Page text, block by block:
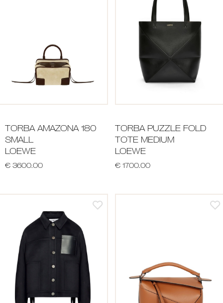
TORBA AMAZONA 180
SMALL
LOEWE
€ 3600.00
TORBA PUZZLE FOLD
TOTE MEDIUM
LOEWE
€ 1700.00